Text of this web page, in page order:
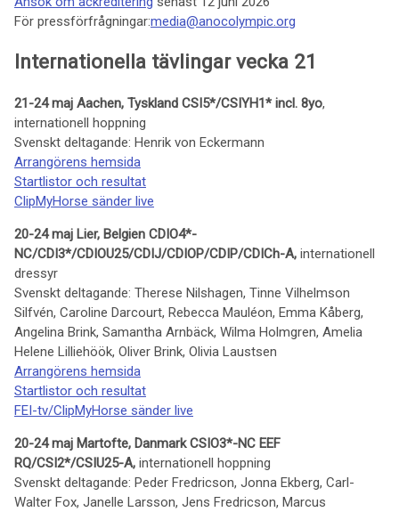
För pressförfrågningar:media@anocolympic.org
Internationella tävlingar vecka 21
21-24 maj Aachen, Tyskland CSI5*/CSIYH1* incl. 8yo,
internationell hoppning
Svenskt deltagande: Henrik von Eckermann
Arrangörens hemsida
Startlistor och resultat
ClipMyHorse sänder live
20-24 maj Lier, Belgien CDIO4*-
NC/CDI3*/CDIOU25/CDIJ/CDIOP/CDIP/CDICh-A, internationell
dressyr
Svenskt deltagande: Therese Nilshagen, Tinne Vilhelmson
Silfvén, Caroline Darcourt, Rebecca Mauléon, Emma Kåberg,
Angelina Brink, Samantha Arnbäck, Wilma Holmgren, Amelia
Helene Lilliehöök, Oliver Brink, Olivia Laustsen
Arrangörens hemsida
Startlistor och resultat
FEI-tv/ClipMyHorse sänder live
20-24 maj Martofte, Danmark CSIO3*-NC EEF
RQ/CSI2*/CSIU25-A, internationell hoppning
Svenskt deltagande: Peder Fredricson, Jonna Ekberg, Carl-
Walter Fox, Janelle Larsson, Jens Fredricson, Marcus